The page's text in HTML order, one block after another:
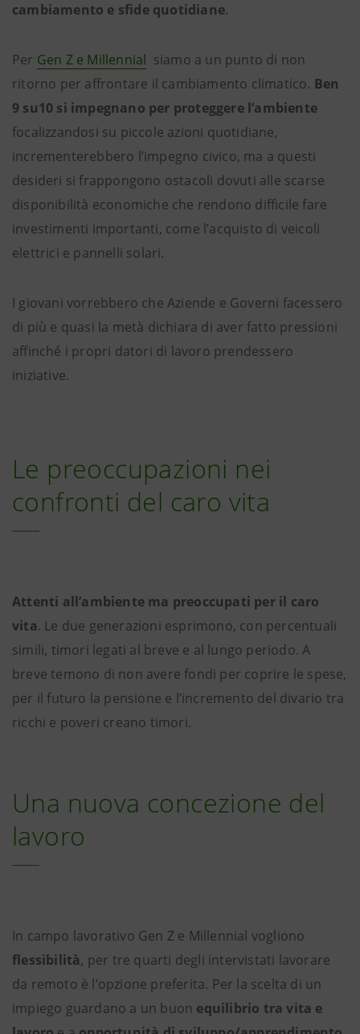
cambiamento e sfide quotidiane.
Per Gen Z e Millennial siamo a un punto di non
ritorno per affrontare il cambiamento climatico. Ben
9 su10 si impegnano per proteggere l’ambiente
focalizzandosi su piccole azioni quotidiane,
incrementerebbero l’impegno civico, ma a questi
desideri si frappongono ostacoli dovuti alle scarse
disponibilità economiche che rendono difficile fare
investimenti importanti, come l’acquisto di veicoli
elettrici e pannelli solari.
I giovani vorrebbero che Aziende e Governi facessero
di più e quasi la metà dichiara di aver fatto pressioni
affinché i propri datori di lavoro prendessero
iniziative.
Le preoccupazioni nei
confronti del caro vita
Attenti all’ambiente ma preoccupati per il caro
vita. Le due generazioni esprimono, con percentuali
simili, timori legati al breve e al lungo periodo. A
breve temono di non avere fondi per coprire le spese,
per il futuro la pensione e l’incremento del divario tra
ricchi e poveri creano timori.
Una nuova concezione del
lavoro
In campo lavorativo Gen Z e Millennial vogliono
flessibilità, per tre quarti degli intervistati lavorare
da remoto è l’opzione preferita. Per la scelta di un
impiego guardano a un buon equilibrio tra vita e